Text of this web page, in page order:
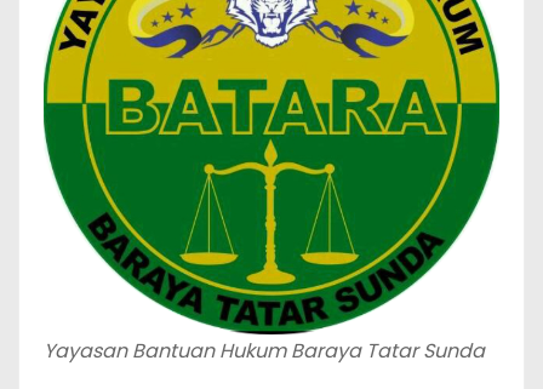
Yayasan Bantuan Hukum Baraya Tatar Sunda